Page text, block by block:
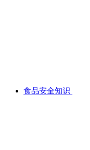
食品安全知识